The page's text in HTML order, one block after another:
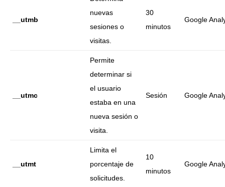
__utmb
nuevas
sesiones o
visitas.
30
minutos
Google
__utmc
Permite
determinar si
el usuario
estaba en una
nueva sesión o
visita.
Sesión Google
__utmt
Limita el
porcentaje de
solicitudes.
10
minutos
Google